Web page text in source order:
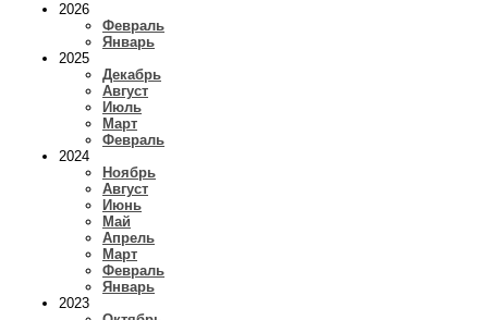
2026
Февраль
Январь
2025
Декабрь
Август
Июль
Март
Февраль
2024
Ноябрь
Август
Июнь
Май
Апрель
Март
Февраль
Январь
2023